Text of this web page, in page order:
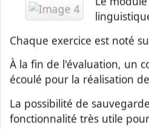
Chaque exercice est noté
À la fin de l'évaluation, un
écoulé pour la réalisation
La possibilité de
fonctionnalité très utile